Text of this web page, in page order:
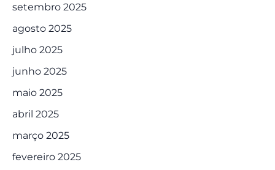
setembro 2025
agosto 2025
julho 2025
junho 2025
maio 2025
abril 2025
março 2025
fevereiro 2025